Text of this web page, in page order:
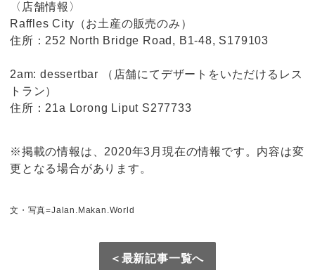
〈店舗情報〉
Raffles City（お土産の販売のみ）
住所：252 North Bridge Road, B1-48, S179103
2am: dessertbar （店舗にてデザートをいただけるレス
トラン）
住所：21a Lorong Liput S277733
※掲載の情報は、2020年3月現在の情報です。内容は変
更となる場合があります。
文・写真=Jalan.Makan.World
＜最新記事一覧へ